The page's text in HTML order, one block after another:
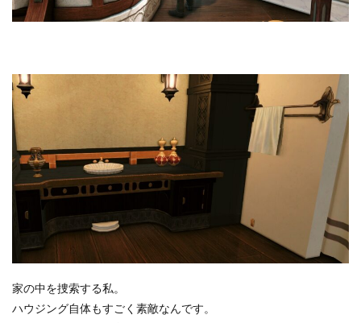
家の中を捜索する私。
ハウジング自体もすごく素敵なんです。